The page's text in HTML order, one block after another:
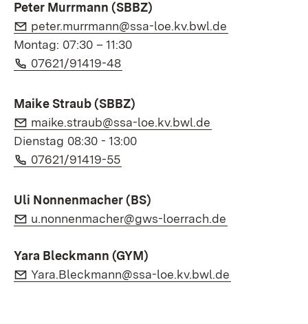
Peter Murrmann (SBBZ)
E-Mail:
peter.murrmann@ssa-loe.kv.bwl.de
Montag: 07:30 – 11:30
Telefon:
07621/91419-48
Maike Straub (SBBZ)
E-Mail:
maike.straub@ssa-loe.kv.bwl.de
Dienstag 08:30 - 13:00
Telefon:
07621/91419-55
Uli Nonnenmacher (BS)
E-Mail:
u.nonnenmacher@gws-loerrach.de
Yara Bleckmann (GYM)
E-Mail:
Yara.Bleckmann@ssa-loe.kv.bwl.de